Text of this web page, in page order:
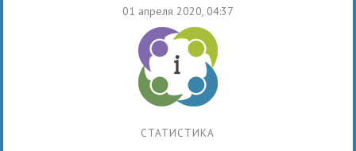
01 апреля 2020, 04:37
СТАТИСТИКА